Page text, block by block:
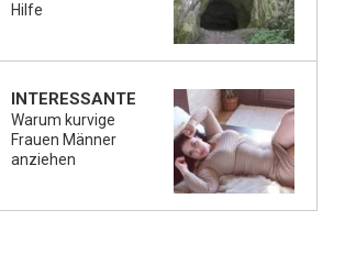
Hilfe
INTERESSANTE
Warum kurvige
Frauen Männer
anziehen